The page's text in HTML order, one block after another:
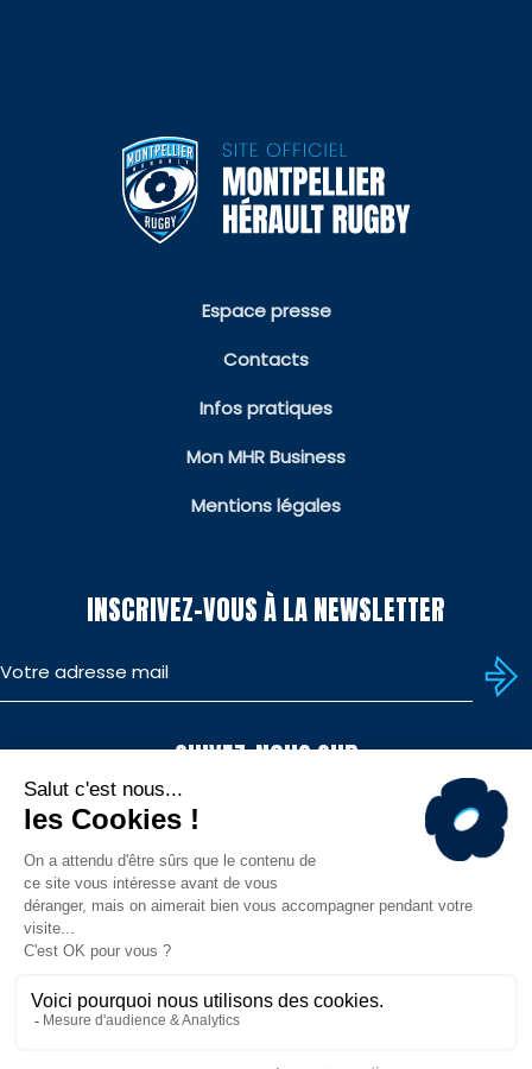
Espace presse
Contacts
Infos pratiques
Mon MHR Business
Mentions légales
INSCRIVEZ-VOUS À LA NEWSLETTER
SUIVEZ-NOUS SUR
TÉLÉCHARGEZ L'APP